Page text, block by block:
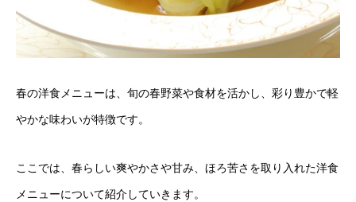
春の洋食メニューは、旬の春野菜や食材を活かし、彩り豊かで軽
やかな味わいが特徴です。
ここでは、春らしい爽やかさや甘み、ほろ苦さを取り入れた洋食
メニューについて紹介していきます。